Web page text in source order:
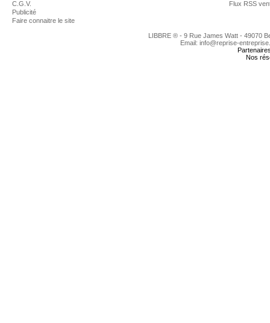
C.G.V.
Publicité
Faire connaitre le site
Flux RSS
LIBBRE ® - 9 Rue James Watt - 49070
Email: info@reprise-
Nos